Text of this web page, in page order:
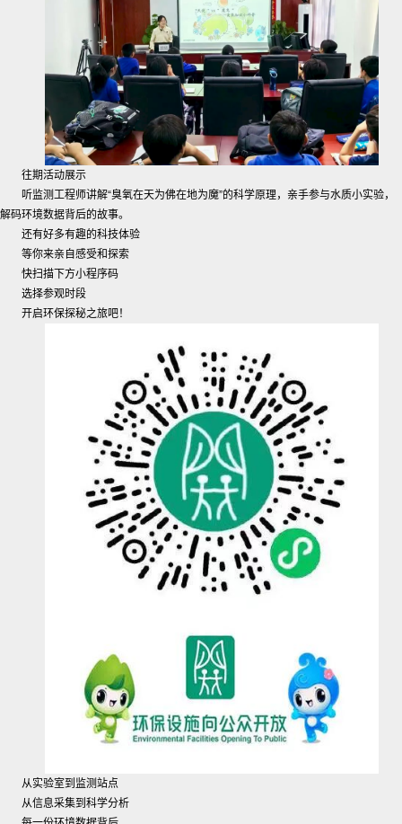
往期活动展示
听监测工程师讲解“臭氧在天为佛在地为魔”的科学原理，亲手参与水质小实验，
解码环境数据背后的故事。
还有好多有趣的科技体验
等你来亲自感受和探索
快扫描下方小程序码
选择参观时段
开启环保探秘之旅吧！
从实验室到监测站点
从信息采集到科学分析